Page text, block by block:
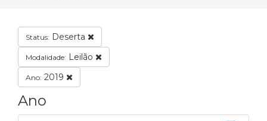
Status: Deserta
Modalidade: Leilão
Ano: 2019
Ano